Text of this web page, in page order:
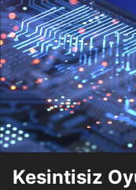
Kesintisiz